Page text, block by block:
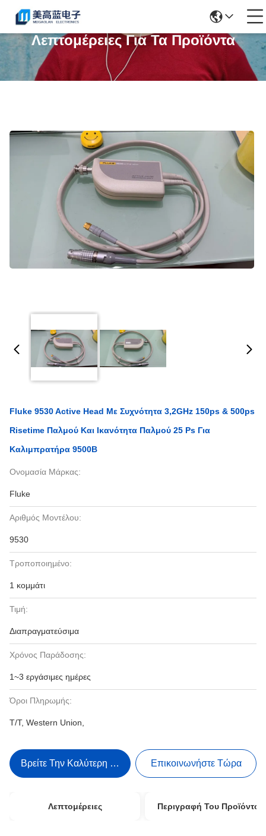
Λεπτομέρειες Για Τα Προϊόντα
Fluke 9530 Active Head Με Συχνότητα 3,2GHz 150ps & 500ps
Risetime Παλμού Και Ικανότητα Παλμού 25 Ps Για
Καλιμπρατήρα 9500B
Ονομασία Μάρκας:
Fluke
Αριθμός Μοντέλου:
9530
Τροποποιημένο:
1 κομμάτι
Τιμή:
Διαπραγματεύσιμα
Χρόνος Παράδοσης:
1~3 εργάσιμες ημέρες
Όροι Πληρωμής:
T/T, Western Union,
Βρείτε Την Καλύτερη Τιμή Επικοινωνήστε Τώρα
Λεπτομέρειες Περιγραφή Του Προϊόντος